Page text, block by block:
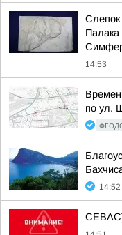
Палака
14:53
по ул.
14:52